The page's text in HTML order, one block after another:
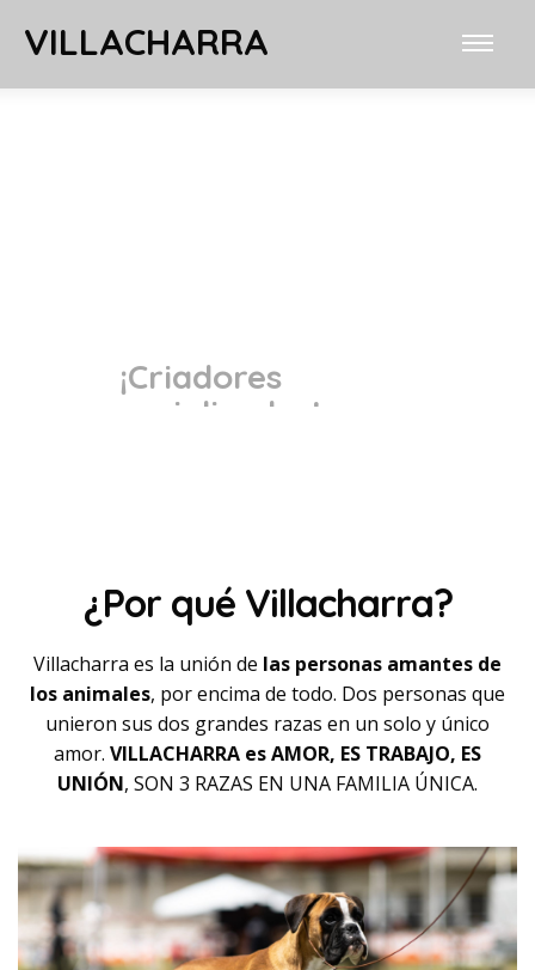
VILLACHARRA
¿Por qué Villacharra?
Villacharra es la unión de las personas amantes de
los animales, por encima de todo. Dos personas que
unieron sus dos grandes razas en un solo y único
amor. VILLACHARRA es AMOR, ES TRABAJO, ES
UNIÓN, SON 3 RAZAS EN UNA FAMILIA ÚNICA.